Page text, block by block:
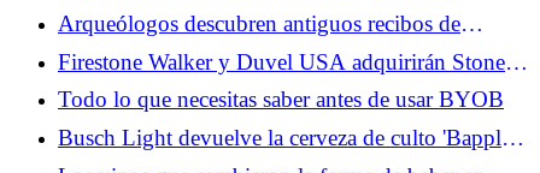
Arqueólogos descubren antiguos recibos de
cerveza de hace 4.000 años
Firestone Walker y Duvel USA adquirirán Stone
Brewing de Sapporo
Todo lo que necesitas saber antes de usar BYOB
Busch Light devuelve la cerveza de culto 'Bapple'
y muestra un nuevo sabor a pepinillo